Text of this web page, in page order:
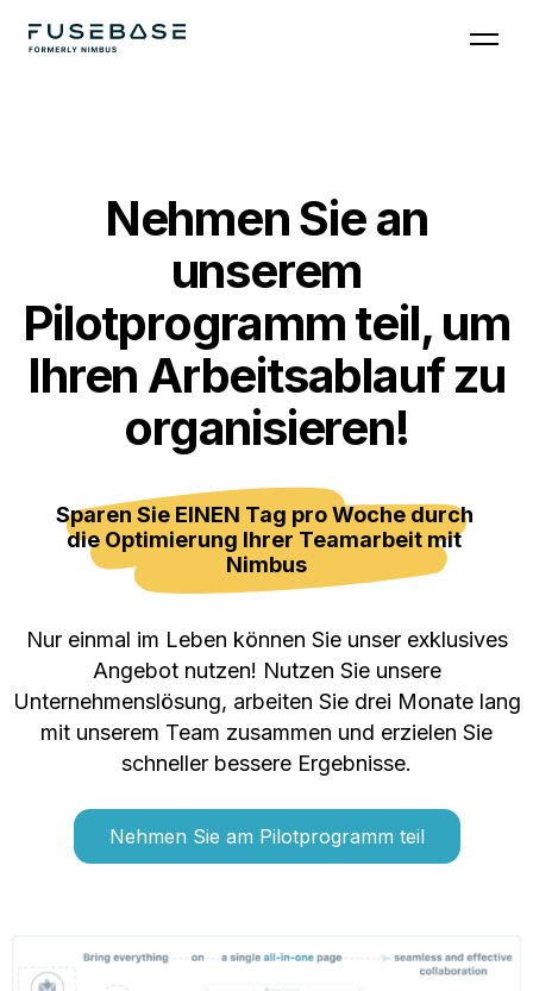
Nehmen Sie an
unserem
Pilotprogramm teil, um
Ihren Arbeitsablauf zu
organisieren!
Sparen Sie EINEN Tag pro Woche durch
die Optimierung Ihrer Teamarbeit mit
Nimbus
Nur einmal im Leben können Sie unser exklusives
Angebot nutzen! Nutzen Sie unsere
Unternehmenslösung, arbeiten Sie drei Monate lang
mit unserem Team zusammen und erzielen Sie
schneller bessere Ergebnisse.
Nehmen Sie am Pilotprogramm teil